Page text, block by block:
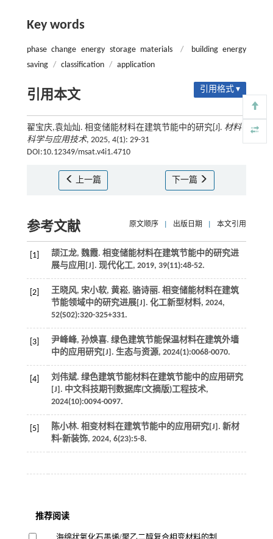
Key words
phase change energy storage materials /
building energy
saving / classification / application
引用本文 引用格式 ▾
翟宝庆,袁灿灿. 相变储能材料在建筑节能中的研究[J]. 材料
科学与应用技术, 2025, 4(1): 29-31
DOI:10.12349/msat.v4i1.4710
上一篇 下一篇
参考文献 原文顺序 出版日期 本文引用
[1]
颉江龙, 魏霞. 相变储能材料在建筑节能中的研究进
展与应用[J]. 现代化工, 2019, 39(11):48-52.
[2]
王晓风, 宋小软, 黄崧, 骆诗丽. 相变储能材料在建筑
节能领域中的研究进展[J]. 化工新型材料, 2024,
52(S02):320-325+331.
[3]
尹峰峰, 孙焕喜. 绿色建筑节能保温材料在建筑外墙
中的应用研究[J]. 生态与资源, 2024(1):0068-0070.
[4]
刘伟斌. 绿色建筑节能材料在建筑节能中的应用研究
[J]. 中文科技期刊数据库(文摘版)工程技术,
2024(10):0094-0097.
[5] 陈小林. 相变材料在建筑节能中的应用研究[J]. 新材
料·新装饰, 2024, 6(23):5-8.